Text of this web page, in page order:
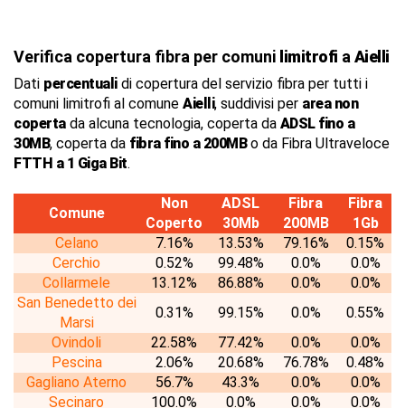
Verifica copertura fibra per comuni limitrofi a Aielli
Dati percentualidi copertura del servizio fibra per tutti i
comuni limitrofi al comune Aielli, suddivisi per area non
copertada alcuna tecnologia, coperta da ADSL fino a
30MB, coperta da fibra fino a 200MBo da Fibra Ultraveloce
FTTH a 1 Giga Bit.
Comune
Non
Coperto
ADSL
30Mb
Fibra
200MB
Fibra
1Gb
Celano
7.16% 13.53% 79.16%
0.15%
Cerchio
0.52% 99.48% 0.0%
0.0%
Collarmele
13.12% 86.88% 0.0%
0.0%
San Benedetto dei
Marsi
0.31% 99.15% 0.0%
0.55%
Ovindoli
22.58% 77.42% 0.0%
0.0%
Pescina
2.06% 20.68% 76.78%
0.48%
Gagliano Aterno
56.7% 43.3% 0.0%
0.0%
Secinaro
100.0% 0.0% 0.0%
0.0%